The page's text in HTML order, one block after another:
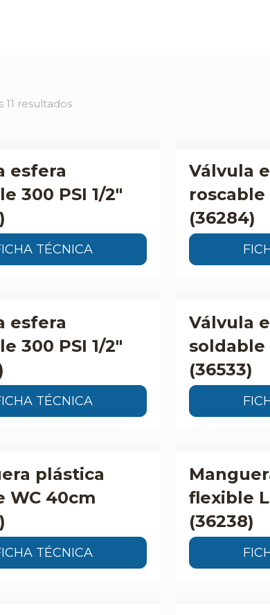
11 resultados
esfera
300 PSI 1/2″
TÉCNICA
Válvula
roscable
(36284)
esfera
300 PSI 1/2″
TÉCNICA
Válvula
soldable
(36533)
plástica
WC 40cm
TÉCNICA
flexible
(36238)